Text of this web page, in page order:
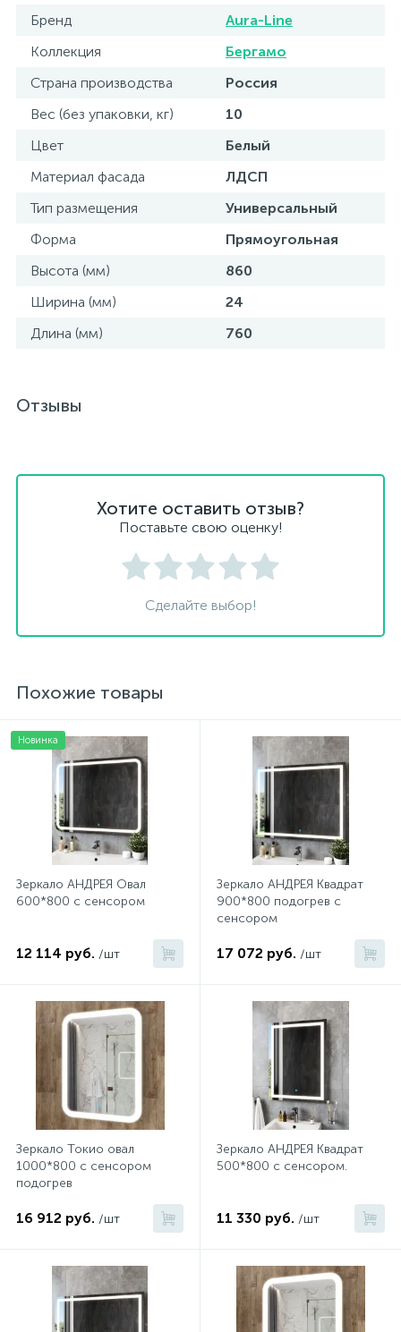
Бренд
Aura-Line
Коллекция
Бергамо
Страна производства
Россия
Вес (без упаковки, кг)
10
Цвет
Белый
Материал фасада
ЛДСП
Тип размещения
Универсальный
Форма
Прямоугольная
Высота (мм)
860
Ширина (мм)
24
Длина (мм)
760
Отзывы
Хотите оставить отзыв?
Поставьте свою оценку!
Сделайте выбор!
Похожие товары
Новинка
Зеркало АНДРЕЯ Овал
600*800 с сенсором
12 114 руб. /шт
Зеркало АНДРЕЯ Квадрат
900*800 подогрев с
сенсором
17 072 руб. /шт
Зеркало Токио овал
1000*800 с сенсором
подогрев
16 912 руб. /шт
Зеркало АНДРЕЯ Квадрат
500*800 с сенсором.
11 330 руб. /шт